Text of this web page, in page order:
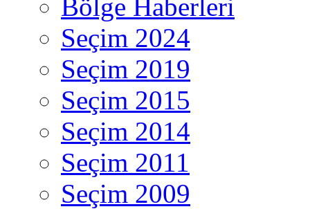
Bölge Haberleri
Seçim 2024
Seçim 2019
Seçim 2015
Seçim 2014
Seçim 2011
Seçim 2009